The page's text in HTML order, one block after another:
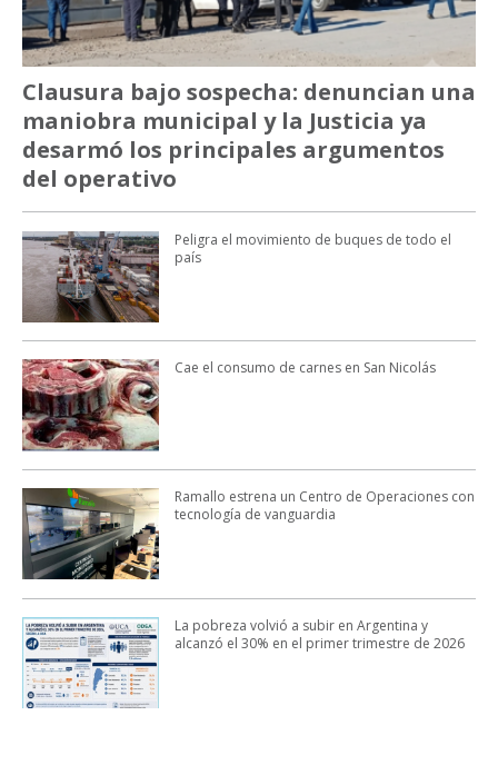
Clausura bajo sospecha: denuncian una
maniobra municipal y la Justicia ya
desarmó los principales argumentos
del operativo
Peligra el movimiento de buques de todo el
país
Cae el consumo de carnes en San Nicolás
Ramallo estrena un Centro de Operaciones con
tecnología de vanguardia
La pobreza volvió a subir en Argentina y
alcanzó el 30% en el primer trimestre de 2026